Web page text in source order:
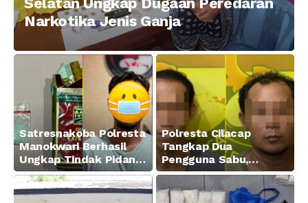
Narkotika Jenis Ganja
Satresnakoba Polresta
Manokwari Berhasil
Ungkap Tindak Pidana
Narkotika Golongan I
Jenis Sabu di Jalan
Swapen Perkebunan
Polresta Cilacap
Tangkap Dua
Pengguna Sabu,
Amankan Paket 0,34
Gram